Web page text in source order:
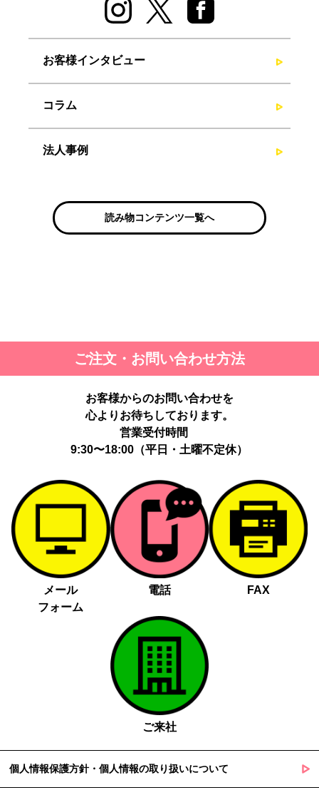
お客様インタビュー
コラム
法人事例
読み物コンテンツ一覧へ
ご注文・お問い合わせ方法
お客様からのお問い合わせを
心よりお待ちしております。
営業受付時間
9:30〜18:00（平日・土曜不定休）
メール
フォーム
電話 FAX
ご来社
個人情報保護方針・個人情報の取り扱いについて